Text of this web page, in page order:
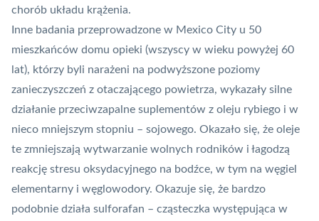
chorób układu krążenia.
Inne badania przeprowadzone w Mexico City u 50
mieszkańców domu opieki (wszyscy w wieku powyżej 60
lat), którzy byli narażeni na podwyższone poziomy
zanieczyszczeń z otaczającego powietrza, wykazały silne
działanie przeciwzapalne suplementów z oleju rybiego i w
nieco mniejszym stopniu – sojowego. Okazało się, że oleje
te zmniejszają wytwarzanie wolnych rodników i łagodzą
reakcję stresu oksydacyjnego na bodźce, w tym na węgiel
elementarny i węglowodory. Okazuje się, że bardzo
podobnie działa sulforafan – cząsteczka występująca w